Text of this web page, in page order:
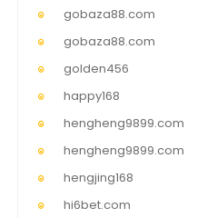
gobaza88.com
gobaza88.com
golden456
happy168
hengheng9899.com
hengheng9899.com
hengjing168
hi6bet.com